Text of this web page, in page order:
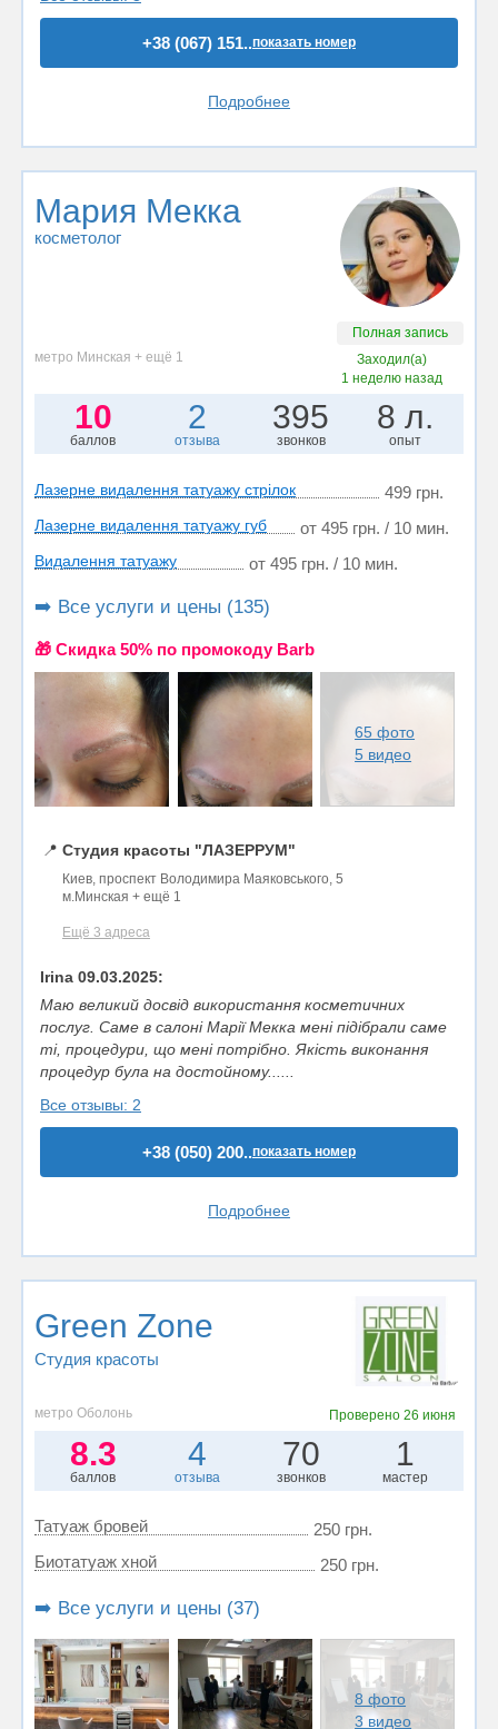
+38 (067) 151..показать номер
Подробнее
Мария Мекка
косметолог
Полная запись
метро Минская + ещё 1
Заходил(а)
1 неделю назад
10
баллов
2
отзыва
395
звонков
8 л.
опыт
Лазерне видалення тaтyажу стрілок 499 грн.
Лазерне видалення татуажу губ от 495 грн. / 10 мин.
Видалення татуажу от 495 грн. / 10 мин.
➡️ Все услуги и цены (135)
🎁 Cкидка 50% по промокоду Barb
65 фото
5 видео
📍 Студия красоты "ЛАЗЕРРУМ"
Киев, проспект Володимира Маяковського, 5
м.Минская + ещё 1
Ещё 3 адреса
Irina 09.03.2025:
Маю великий досвід використання косметичних
послуг. Саме в салоні Марії Мекка мені підібрали саме
ті, процедури, що мені потрібно. Якість виконання
процедур була на достойному......
Все отзывы: 2
+38 (050) 200..показать номер
Подробнее
Green Zone
Студия красоты
метро Оболонь Проверено 26 июня
8.3
баллов
4
отзыва
70
звонков
1
мастер
Татуаж бровей
250 грн.
Биотатуаж хной
250 грн.
➡️ Все услуги и цены (37)
8 фото
3 видео